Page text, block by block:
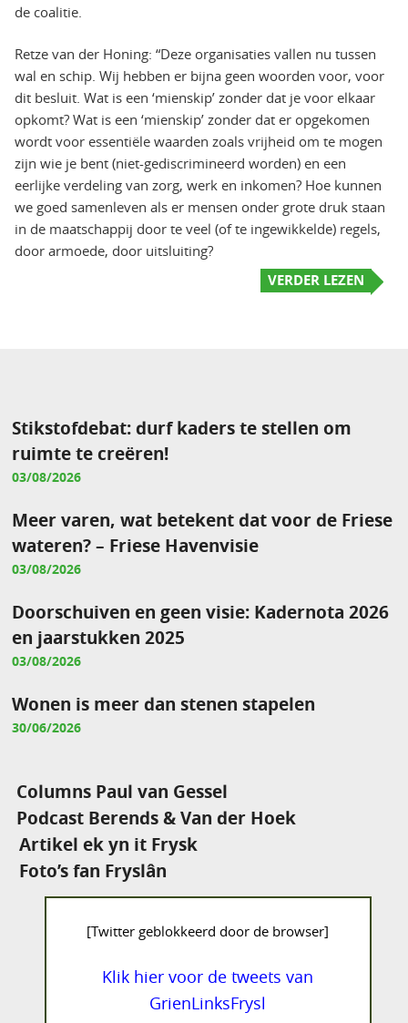
de coalitie.
Retze van der Honing: “Deze organisaties vallen nu tussen
wal en schip. Wij hebben er bijna geen woorden voor, voor
dit besluit. Wat is een ‘mienskip’ zonder dat je voor elkaar
opkomt? Wat is een ‘mienskip’ zonder dat er opgekomen
wordt voor essentiële waarden zoals vrijheid om te mogen
zijn wie je bent (niet-gediscrimineerd worden) en een
eerlijke verdeling van zorg, werk en inkomen? Hoe kunnen
we goed samenleven als er mensen onder grote druk staan
in de maatschappij door te veel (of te ingewikkelde) regels,
door armoede, door uitsluiting?
VERDER LEZEN
Stikstofdebat: durf kaders te stellen om
ruimte te creëren!
03/08/2026
Meer varen, wat betekent dat voor de Friese
wateren? – Friese Havenvisie
03/08/2026
Doorschuiven en geen visie: Kadernota 2026
en jaarstukken 2025
03/08/2026
Wonen is meer dan stenen stapelen
30/06/2026
Columns Paul van Gessel
Podcast Berends & Van der Hoek
Artikel ek yn it Frysk
Foto’s fan Fryslân
[Twitter geblokkeerd door de browser]
Klik hier voor de tweets van
GrienLinksFrysl